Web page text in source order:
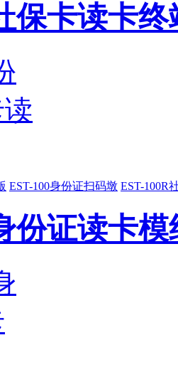
保卡读卡终
EST-100身份证扫码墩 EST-100R
份证读卡模